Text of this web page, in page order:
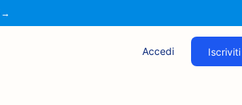
→
Accedi Iscriviti